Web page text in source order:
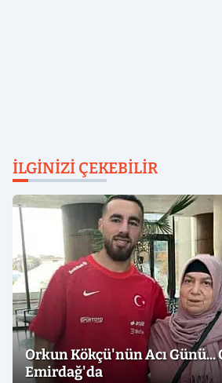
İLGINIZI ÇEKEBILIR
Orkun Kökçü'nün Acı Günü...
Emirdağ'da